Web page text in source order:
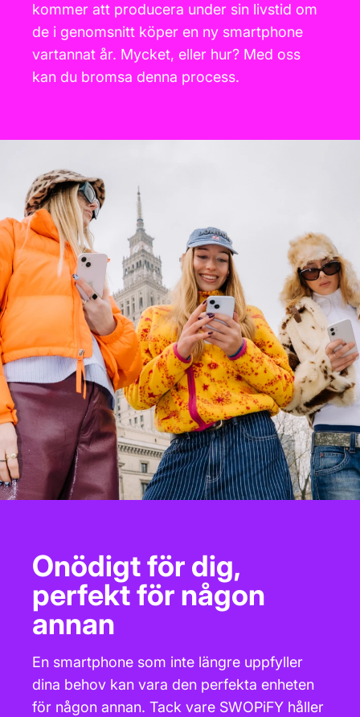
kommer att producera under sin livstid om
de i genomsnitt köper en ny smartphone
vartannat år. Mycket, eller hur? Med oss
kan du bromsa denna process.
Onödigt för dig,
perfekt för någon
annan
En smartphone som inte längre uppfyller
dina behov kan vara den perfekta enheten
för någon annan. Tack vare SWOPiFY håller